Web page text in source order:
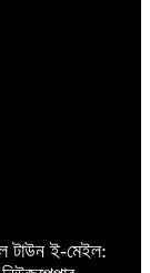
টাউন ই-মেইল: